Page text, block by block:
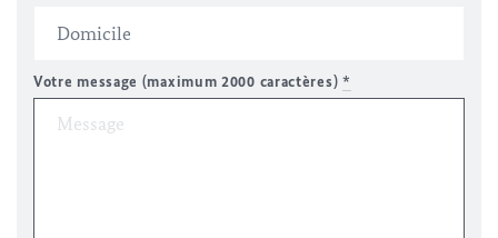
Votre message (maximum 2000 caractères) *